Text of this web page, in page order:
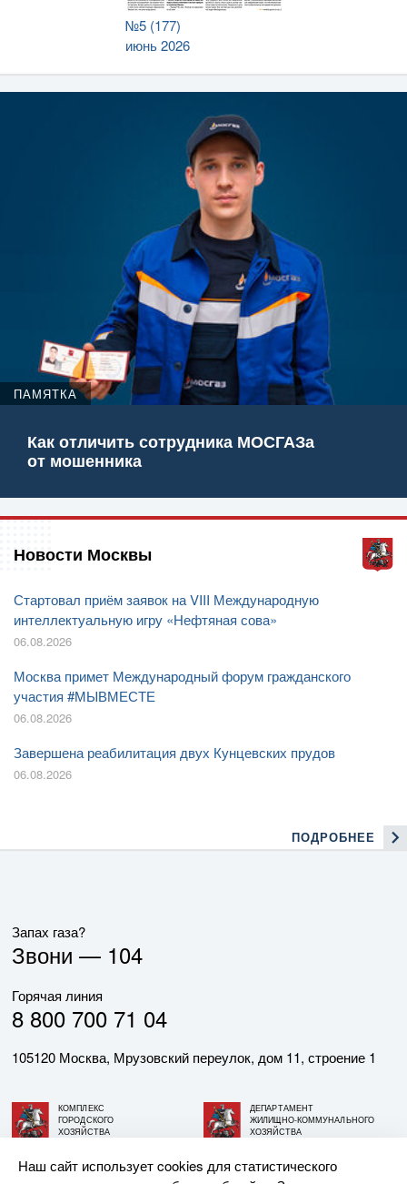
№5 (177)
июнь 2026
ПАМЯТКА
Как отличить сотрудника МОСГАЗа
от мошенника
Новости Москвы
Стартовал приём заявок на VIII Международную
интеллектуальную игру «Нефтяная сова»
06.08.2026
Москва примет Международный форум гражданского
участия #МЫВМЕСТЕ
06.08.2026
Завершена реабилитация двух Кунцевских прудов
06.08.2026
ПОДРОБНЕЕ
Запах газа?
Звони — 104
Горячая линия
8 800 700 71 04
105120 Москва, Мрузовский переулок, дом 11, строение 1
КОМПЛЕКС
ГОРОДСКОГО
ХОЗЯЙСТВА
ДЕПАРТАМЕНТ
ЖИЛИЩНО-КОММУНАЛЬНОГО
ХОЗЯЙСТВА
Наш сайт использует cookies для статистического